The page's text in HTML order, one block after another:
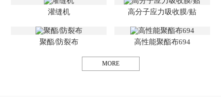
灌缝机 高分子应力吸收膜/贴
聚酯/防裂布 高性能聚酯布694
MORE